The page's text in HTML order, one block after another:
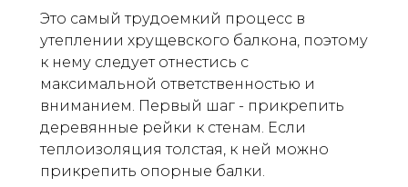
Это самый трудоемкий процесс в
утеплении хрущевского балкона, поэтому
к нему следует отнестись с
максимальной ответственностью и
вниманием. Первый шаг - прикрепить
деревянные рейки к стенам. Если
теплоизоляция толстая, к ней можно
прикрепить опорные балки.